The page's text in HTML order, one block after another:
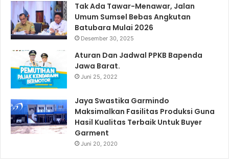
Tak Ada Tawar-Menawar, Jalan
Umum Sumsel Bebas Angkutan
Batubara Mulai 2026
Desember 30, 2025
Aturan Dan Jadwal PPKB Bapenda
Jawa Barat.
Juni 25, 2022
Jaya Swastika Garmindo
Maksimalkan Fasilitas Produksi Guna
Hasil Kualitas Terbaik Untuk Buyer
Garment
Juni 20, 2020